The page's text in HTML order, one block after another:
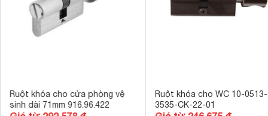
Ruột khóa cho cửa phòng vệ
sinh dài 71mm 916.96.422
Ruột khóa cho WC 10-0513-
3535-CK-22-01